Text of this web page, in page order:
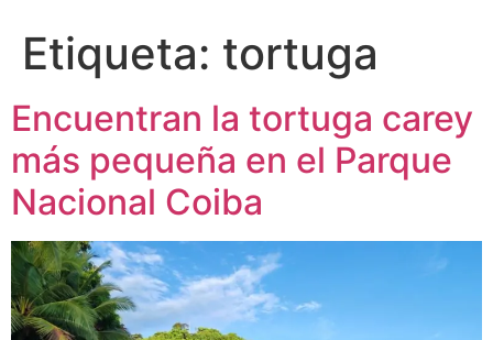
Etiqueta: tortuga
Encuentran la tortuga carey
más pequeña en el Parque
Nacional Coiba